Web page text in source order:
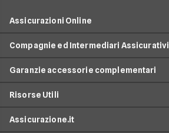
Assicurazioni Online
RC Auto
RC Moto
Assicurazione Ciclomotore
Compagnie ed Intermediari Assicurativi
Allianz Direct
Prima.it
Garanzie accessorie complementari
Infortuni conducente
Risorse Utili
Assicurazione.it